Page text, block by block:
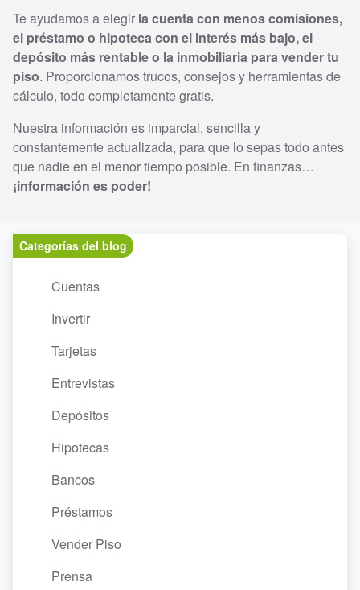
Te ayudamos a elegir la cuenta con menos comisiones,
el préstamo o hipoteca con el interés más bajo, el
depósito más rentable o la inmobiliaria para vender tu
piso. Proporcionamos trucos, consejos y herramientas de
cálculo, todo completamente gratis.
Nuestra información es imparcial, sencilla y
constantemente actualizada, para que lo sepas todo antes
que nadie en el menor tiempo posible. En finanzas…
¡información es poder!
Categorías del blog
Cuentas
Invertir
Tarjetas
Entrevistas
Depósitos
Hipotecas
Bancos
Préstamos
Vender Piso
Prensa